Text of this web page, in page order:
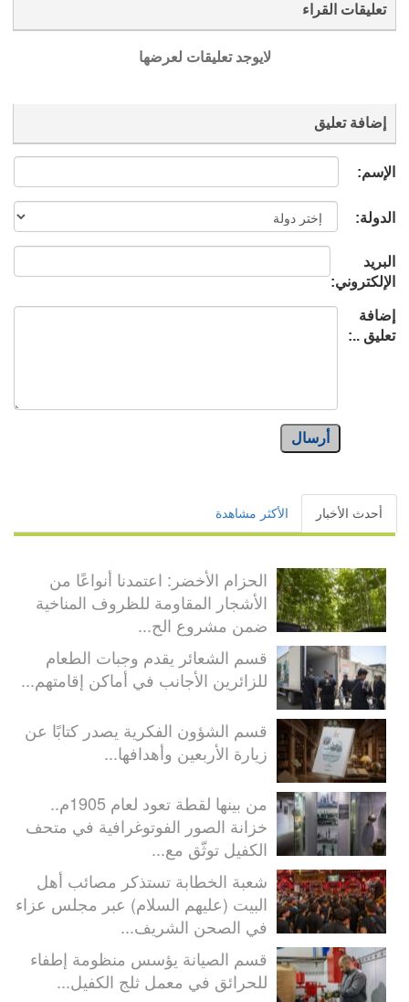
تعليقات القراء
لايوجد تعليقات لعرضها
إضافة تعليق
الإسم:
الدولة:
البريد
الإلكتروني:
إضافة
تعليق ..:
أرسال
أحدث الأخبار الأكثر مشاهدة
الحزام الأخضر: اعتمدنا أنواعًا من
الأشجار المقاومة للظروف المناخية
ضمن مشروع الح...
قسم الشعائر يقدم وجبات الطعام
للزائرين الأجانب في أماكن إقامتهم...
قسم الشؤون الفكرية يصدر كتابًا عن
زيارة الأربعين وأهدافها...
من بينها لقطة تعود لعام 1905م..
خزانة الصور الفوتوغرافية في متحف
الكفيل توثّق مع...
شعبة الخطابة تستذكر مصائب أهل
البيت (عليهم السلام) عبر مجلس عزاء
في الصحن الشريف...
قسم الصيانة يؤسس منظومة إطفاء
للحرائق في معمل ثلج الكفيل...